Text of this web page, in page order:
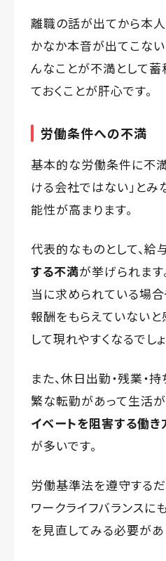
離職の話が出てから本
かなか本音が出てこな
んなことが不満として蓄
ておくことが肝心です。
労働条件への不満
基本的な労働条件に不満
ける会社ではない」とみ
能性が高まります。
代表的なものとして、給
する不満が挙げられま
当に求められている場合
報酬をもらえていないと
して現れやすくなるでしょ
また、休日出勤・残業・
繁な転勤があって生活が
イベートを阻害する働き
が多いです。
労働基準法を遵守する
ワークライフバランス
を見直してみる必要があ